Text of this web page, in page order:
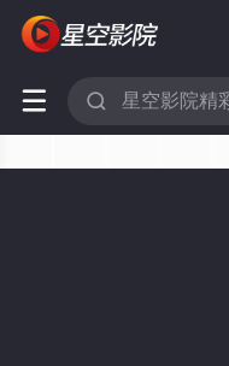
 